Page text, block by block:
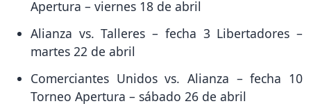
Apertura – viernes 18 de abril
Alianza vs. Talleres – fecha 3 Libertadores –
martes 22 de abril
Comerciantes Unidos vs. Alianza – fecha 10
Torneo Apertura – sábado 26 de abril